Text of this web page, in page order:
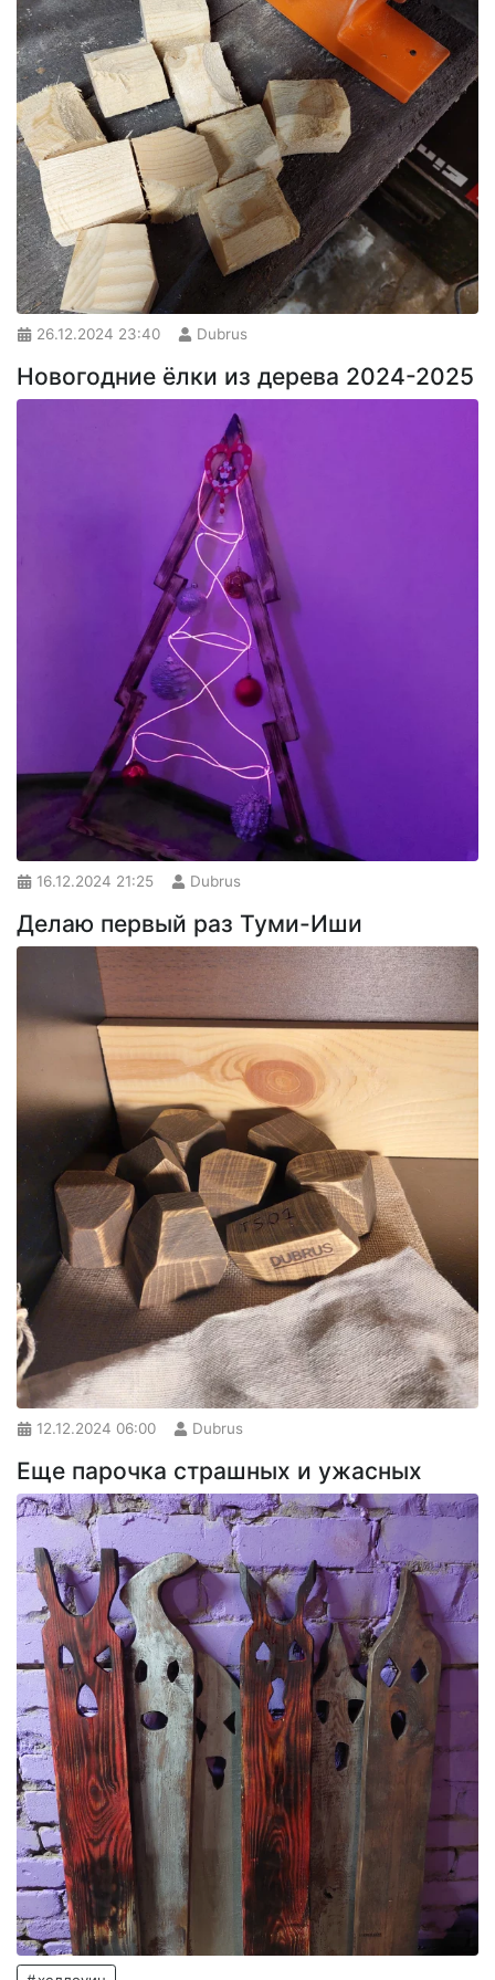
26.12.2024 23:40 Dubrus
Новогодние ёлки из дерева 2024-2025
16.12.2024 21:25 Dubrus
Делаю первый раз Туми-Иши
12.12.2024 06:00 Dubrus
Еще парочка страшных и ужасных